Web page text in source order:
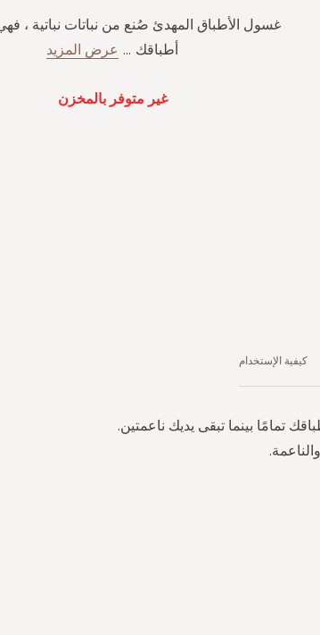
غسول الأطباق المهدئ صُنع من نباتات نباتية ،
أطباقك ... عرض المزيد
غير متوفر بالمخزن
تمامًا بينما تبقى يديك ناعمتين.
كيفية الإستخدام